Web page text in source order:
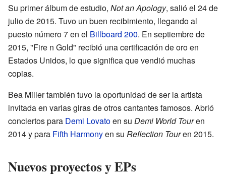
Su primer álbum de estudio, Not an Apology, salió el 24 de
julio de 2015. Tuvo un buen recibimiento, llegando al
puesto número 7 en el Billboard 200. En septiembre de
2015, "Fire n Gold" recibió una certificación de oro en
Estados Unidos, lo que significa que vendió muchas
copias.
Bea Miller también tuvo la oportunidad de ser la artista
invitada en varias giras de otros cantantes famosos. Abrió
conciertos para Demi Lovatoen su Demi World Touren
2014 y para Fifth Harmonyen su Reflection Touren 2015.
Nuevos proyectos y EPs